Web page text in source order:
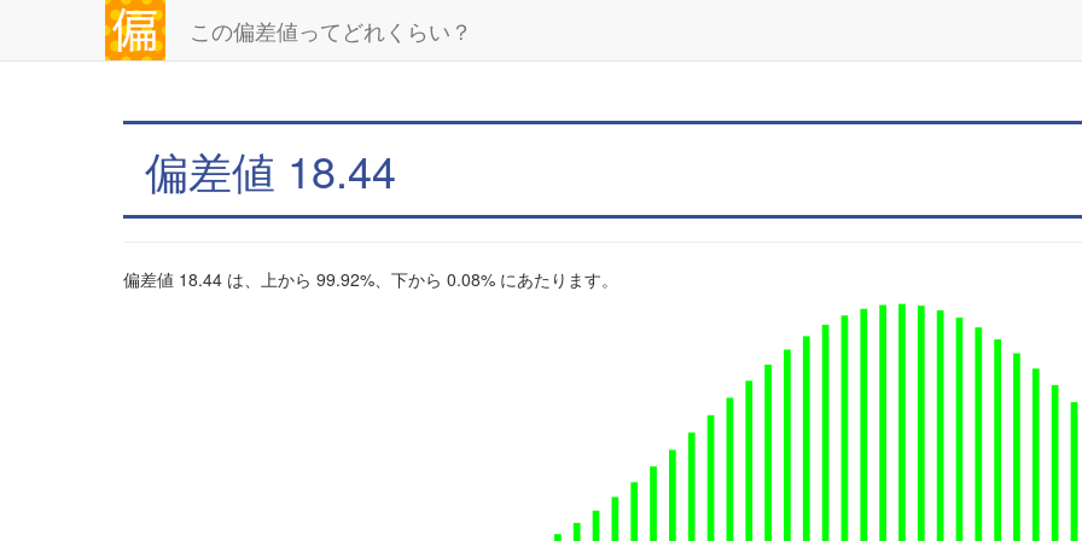
この偏差値ってどれくらい？
偏差値 18.44
偏差値 18.44 は、上から 99.92%、下から 0.08% にあたります。